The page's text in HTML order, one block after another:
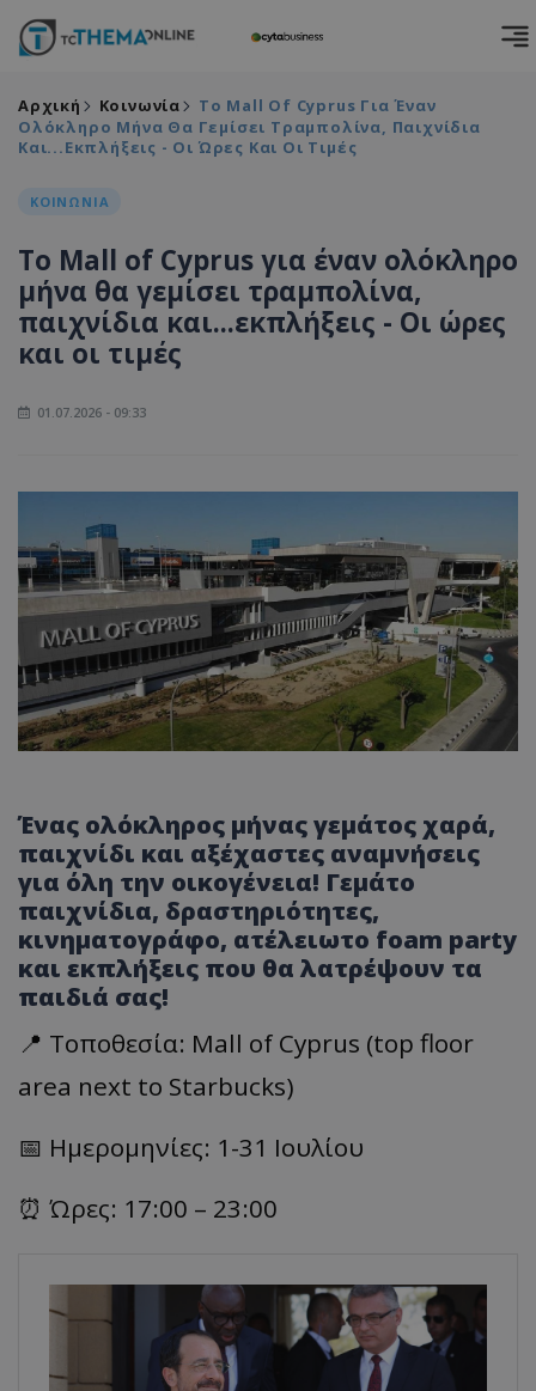
Αρχική Κοινωνία
To Mall Of Cyprus Για Έναν
Ολόκληρο Μήνα Θα Γεμίσει Τραμπολίνα, Παιχνίδια
Και...εκπλήξεις - Οι Ώρες Και Οι Τιμές
ΚΟΙΝΩΝΙΑ
To Mall of Cyprus για έναν ολόκληρο
μήνα θα γεμίσει τραμπολίνα,
παιχνίδια και...εκπλήξεις - Οι ώρες
και οι τιμές
01.07.2026 - 09:33
Ένας ολόκληρος μήνας γεμάτος χαρά,
παιχνίδι και αξέχαστες αναμνήσεις
για όλη την οικογένεια! Γεμάτο
παιχνίδια, δραστηριότητες,
κινηματογράφο, ατέλειωτο foam party
και εκπλήξεις που θα λατρέψουν τα
παιδιά σας!
📍 Τοποθεσία: Mall of Cyprus (top floor
area next to Starbucks)
📅 Ημερομηνίες: 1-31 Ιουλίου
⏰ Ώρες: 17:00 – 23:00